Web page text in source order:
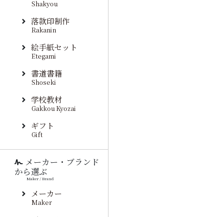
Shakyou
落款印制作
Rakanin
絵手紙セット
Etegami
書道書籍
Shoseki
学校教材
Gakkou Kyozai
ギフト
Gift
メーカー・ブランド
から選ぶ
Maker / Brand
メーカー
Maker